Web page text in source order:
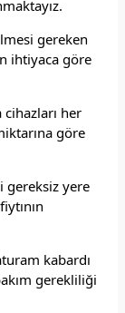
gereken
ihtiyaca göre
her
göre
gereksiz yere
kabardı
gerekliliği